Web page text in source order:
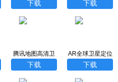
下载
下载
版下载
下载
腾讯地图高清卫
星地图下载
下载
AR全球卫星定位
app最新版下载
下载